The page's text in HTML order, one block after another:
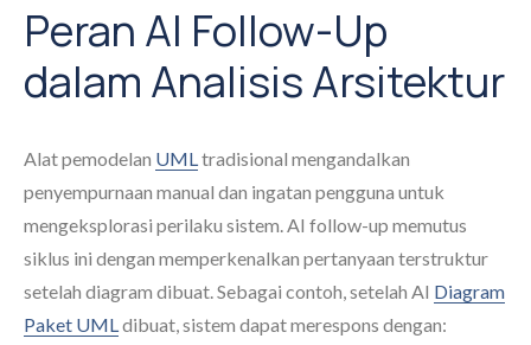
Peran AI Follow-Up
dalam Analisis Arsitektur
Alat pemodelan UMLtradisional mengandalkan
penyempurnaan manual dan ingatan pengguna untuk
mengeksplorasi perilaku sistem. AI follow-up memutus
siklus ini dengan memperkenalkan pertanyaan terstruktur
setelah diagram dibuat. Sebagai contoh, setelah AI Diagram
Paket UMLdibuat, sistem dapat merespons dengan: